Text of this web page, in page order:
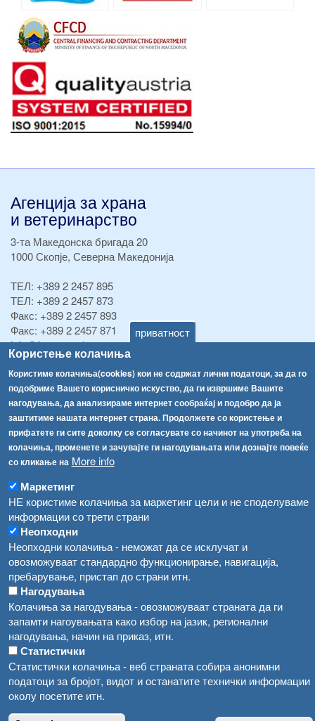
приватност
Користење колачиња
Користиме колачиња(cookies) кои не содржат лични податоци, за да го
подобриме Вашето корисничко искуство, да ги извршиме Вашите
нагодувања, да анализираме интернет сообраќај и подобро да ја
заштитиме нашата интернет страна. Продолжете со користење и
прифатете ги сите доколку се согласувате со начинот на употреба на
колачиња, променете и зачувајте ги нагодувањата или дознајте повеќе
со кликање на More info
Маркетинг
НЕ користиме колачиња за маркетинг цели и не споделуваме
информации со трети страни
Неопходни
Неопходни колачиња - неможат да се исклучат и
овозможуваат стандардно функционирање, навигација,
пребарување, пристап до страни итн.
Нагодувања
Колачиња за нагодувања - овозможуваат страната да ги
запамти нагоувањата како избор на јазик, регионални
нагодувања, начин на приказ, итн.
Статистички
Статистички колачиња - веб страната собира анонимни
податоци за бројот, видот и останатите технички информации
околу посетите итн.
Агенција за храна
и ветеринарство
3-та Македонска бригада 20
1000 Скопје, Северна Македонија
ТЕЛ: +389 2 2457 895
ТЕЛ: +389 2 2457 873
Факс: +389 2 2457 893
Факс: +389 2 2457 871
info@fva.gov.mk
[АХВ-претходна страна]
Соопштенија
Република Бугарија ги засили официјалните контроли при увоз на свежо овошје и зеленчук
Високите температури ризик од труење со храна, опасни се и за животните
Водата во Гостивар може да се користи како техничка, продолжува испораката на флаширана вода
Во Гостивар спроведени 70 вонредни контроли
Забраната за водата во Гостивар останува на сила, операторите да користат само технички безбедна вода
Навигација
Архива
Регистри
Обрасци
Огласи